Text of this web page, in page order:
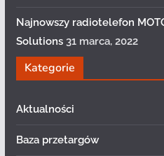
Najnowszy radiotelefon
Solutions 31 marca, 2022
Kategorie
Aktualności
Baza przetargów